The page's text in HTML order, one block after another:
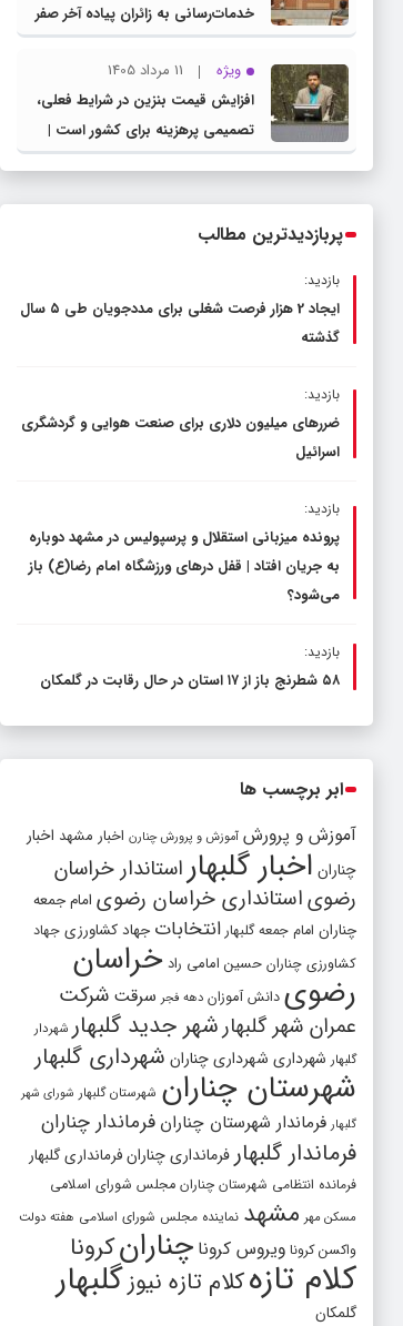
خدمات‌رسانی به زائران پیاده آخر صفر
در شهرستان چناران
ویژه
11 مرداد 1405
افزایش قیمت بنزین در شرایط فعلی،
تصمیمی پرهزینه برای کشور است |
دولت، قاچاق سوخت و عوامل اصلی
پربازدیدترین مطالب
بازدید:
ایجاد 2 هزار فرصت شغلی برای مددجویان طی ۵ سال
گذشته
بازدید:
ضررهای میلیون دلاری برای صنعت هوایی و گردشگری
اسرائیل
بازدید:
پرونده میزبانی استقلال و پرسپولیس در مشهد دوباره
به جریان افتاد | قفل در‌های ورزشگاه امام رضا(ع) باز
می‌شود؟
بازدید:
۵۸ شطرنج‌ باز از ۱۷ استان در حال رقابت در گلمکان
ابر برچسب ها
آموزش و پرورش آموزش و پرورش چنارن اخبار مشهد اخبار
چناران اخبار گلبهار استاندار خراسان
رضویاستانداری خراسان رضوی امام جمعه
چناران امام جمعه گلبهار انتخابات جهاد کشاورزی جهاد
کشاورزی چناران حسین امامی راد خراسان
رضوی دانش آموزان دهه فجر سرقت شرکت
عمران شهر گلبهارشهر جدید گلبهار شهردار
گلبهار شهرداری شهرداری چناران شهرداری گلبهار
شهرستان چناران شهرستان گلبهار شورای شهر
گلبهار فرماندار شهرستان چناران فرماندار چناران
فرماندار گلبهار فرمانداری چنارانفرمانداری گلبهار
فرمانده انتظامی شهرستان چناران مجلس شورای اسلامی
مسکن مهر مشهد نماینده مجلس شورای اسلامی هفته دولت
واکسن کرونا ویروس کرونا چنارانکرونا
کلام تازهکلام تازه نیوزگلبهار
گلمکان